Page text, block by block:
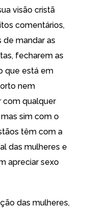
visão cristã
comentários,
de mandar as
fecharem as
que está em
nem
qualquer
sim com o
têm com a
das mulheres e
apreciar sexo
das mulheres,